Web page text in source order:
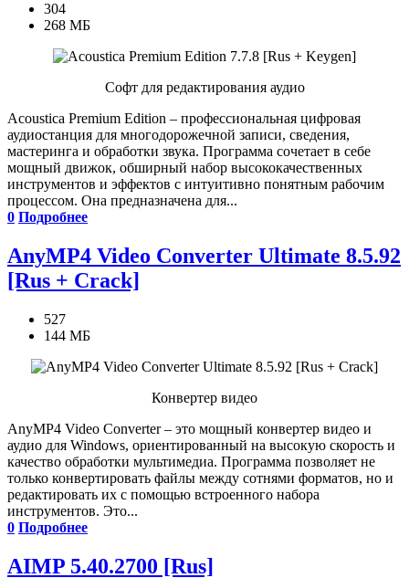
304
268 МБ
Софт для редактирования аудио
Acoustica Premium Edition – профессиональная цифровая
аудиостанция для многодорожечной записи, сведения,
мастеринга и обработки звука. Программа сочетает в себе
мощный движок, обширный набор высококачественных
инструментов и эффектов с интуитивно понятным рабочим
процессом. Она предназначена для...
0 Подробнее
AnyMP4 Video Converter Ultimate 8.5.92
[Rus + Crack]
527
144 МБ
Конвертер видео
AnyMP4 Video Converter – это мощный конвертер видео и
аудио для Windows, ориентированный на высокую скорость и
качество обработки мультимедиа. Программа позволяет не
только конвертировать файлы между сотнями форматов, но и
редактировать их с помощью встроенного набора
инструментов. Это...
0 Подробнее
AIMP 5.40.2700 [Rus]